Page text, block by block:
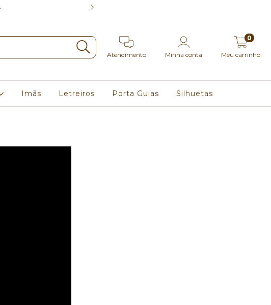
Atendimento Minha conta Meu carrinho
0
Imãs Letreiros Porta Guias Silhuetas